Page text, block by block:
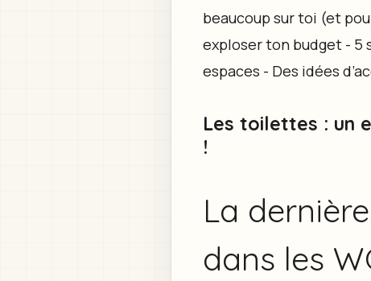
beaucoup sur toi (et
exploser ton budget - 5
espaces - Des idées
Les toilettes : un
!
La
dans les